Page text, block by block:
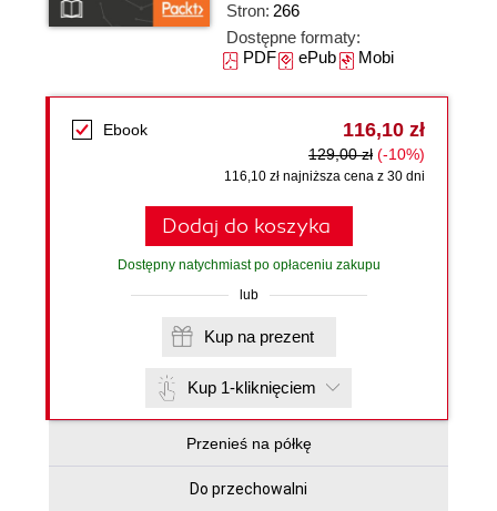
Stron: 266
Dostępne formaty:
PDFePubMobi
Ebook 116,10 zł
129,00 zł (-10%)
116,10 zł najniższa cena z 30 dni
Dodaj do koszyka
Dostępny natychmiast po opłaceniu zakupu
lub
Kup na prezent
Kup 1-kliknięciem
Przenieś na półkę
Do przechowalni